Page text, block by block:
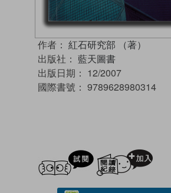
作者： 紅石研究部 （著）
出版社： 藍天圖書
出版日期： 12/2007
國際書號： 9789628980314
試閲